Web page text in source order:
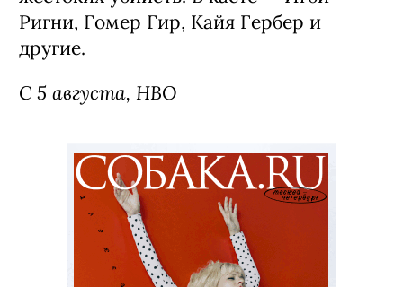
Ригни, Гомер Гир, Кайя Гербер и
другие.
С 5 августа, HBO